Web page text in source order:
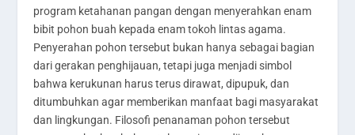
program ketahanan pangan dengan menyerahkan enam
bibit pohon buah kepada enam tokoh lintas agama.
Penyerahan pohon tersebut bukan hanya sebagai bagian
dari gerakan penghijauan, tetapi juga menjadi simbol
bahwa kerukunan harus terus dirawat, dipupuk, dan
ditumbuhkan agar memberikan manfaat bagi masyarakat
dan lingkungan. Filosofi penanaman pohon tersebut